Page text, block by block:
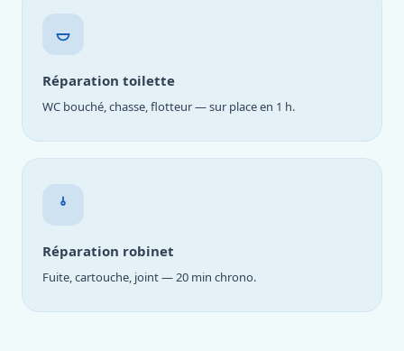
Réparation toilette
WC bouché, chasse, flotteur — sur place en 1 h.
Réparation robinet
Fuite, cartouche, joint — 20 min chrono.